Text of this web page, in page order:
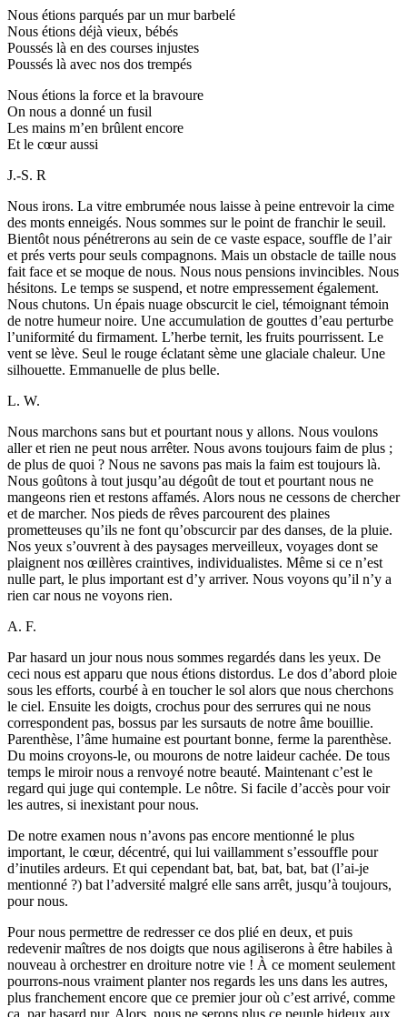
Nous étions parqués par un mur barbelé
Nous étions déjà vieux, bébés
Poussés là en des courses injustes
Poussés là avec nos dos trempés
Nous étions la force et la bravoure
On nous a donné un fusil
Les mains m’en brûlent encore
Et le cœur aussi
J.-S. R
Nous irons. La vitre embrumée nous laisse à peine entrevoir la cime
des monts enneigés. Nous sommes sur le point de franchir le seuil.
Bientôt nous pénétrerons au sein de ce vaste espace, souffle de l’air
et prés verts pour seuls compagnons. Mais un obstacle de taille nous
fait face et se moque de nous. Nous nous pensions invincibles. Nous
hésitons. Le temps se suspend, et notre empressement également.
Nous chutons. Un épais nuage obscurcit le ciel, témoignant témoin
de notre humeur noire. Une accumulation de gouttes d’eau perturbe
l’uniformité du firmament. L’herbe ternit, les fruits pourrissent. Le
vent se lève. Seul le rouge éclatant sème une glaciale chaleur. Une
silhouette. Emmanuelle de plus belle.
L. W.
Nous marchons sans but et pourtant nous y allons. Nous voulons
aller et rien ne peut nous arrêter. Nous avons toujours faim de plus ;
de plus de quoi ? Nous ne savons pas mais la faim est toujours là.
Nous goûtons à tout jusqu’au dégoût de tout et pourtant nous ne
mangeons rien et restons affamés. Alors nous ne cessons de chercher
et de marcher. Nos pieds de rêves parcourent des plaines
prometteuses qu’ils ne font qu’obscurcir par des danses, de la pluie.
Nos yeux s’ouvrent à des paysages merveilleux, voyages dont se
plaignent nos œillères craintives, individualistes. Même si ce n’est
nulle part, le plus important est d’y arriver. Nous voyons qu’il n’y a
rien car nous ne voyons rien.
A. F.
Par hasard un jour nous nous sommes regardés dans les yeux. De
ceci nous est apparu que nous étions distordus. Le dos d’abord ploie
sous les efforts, courbé à en toucher le sol alors que nous cherchons
le ciel. Ensuite les doigts, crochus pour des serrures qui ne nous
correspondent pas, bossus par les sursauts de notre âme bouillie.
Parenthèse, l’âme humaine est pourtant bonne, ferme la parenthèse.
Du moins croyons-le, ou mourons de notre laideur cachée. De tous
temps le miroir nous a renvoyé notre beauté. Maintenant c’est le
regard qui juge qui contemple. Le nôtre. Si facile d’accès pour voir
les autres, si inexistant pour nous.
De notre examen nous n’avons pas encore mentionné le plus
important, le cœur, décentré, qui lui vaillamment s’essouffle pour
d’inutiles ardeurs. Et qui cependant bat, bat, bat, bat, bat (l’ai-je
mentionné ?) bat l’adversité malgré elle sans arrêt, jusqu’à toujours,
pour nous.
Pour nous permettre de redresser ce dos plié en deux, et puis
redevenir maîtres de nos doigts que nous agiliserons à être habiles à
nouveau à orchestrer en droiture notre vie ! À ce moment seulement
pourrons-nous vraiment planter nos regards les uns dans les autres,
plus franchement encore que ce premier jour où c’est arrivé, comme
ça, par hasard pur. Alors, nous ne serons plus ce peuple hideux aux